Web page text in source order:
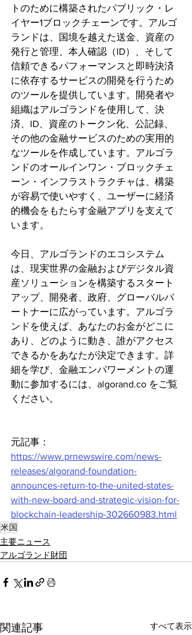
トのために構築されたパブリック・レ
イヤー1ブロックチェーンです。アルゴ
ランドは、国境を越えた送金、資産の
発行と管理、本人確認（ID）、そして
信頼できるパフォーマンスと即時決済
に依存するサービスの開発を行うため
のツールを提供しています。開発者や
組織はアルゴランドを使用して、決
済、ID、資産のトークン化、公記録、
その他の金融サービスのための実用的
なツールを作成しています。アルゴラ
ンドのオールインワン・ブロックチェ
ーン・インフラストラクチャは、構築
が容易で使いやすく、ユーザーに経済
的機会をもたらす金融アプリを支えて
います。
今日、アルゴランドのエコシステム
は、現実世界の金融およびデジタル資
産ソリューションを構築するスタート
アップ、開発者、政府、グローバルパ
ートナーに広がっています。アルゴラ
ンドを使えば、あなたのお金がどこに
あり、どのように動き、誰がアクセス
できるかをあなたが決定できます。詳
細を学び、金融エンパワーメントの運
動に参加するには、algorand.co をご覧
ください。
元記事：
https://www.prnewswire.com/news-
releases/algorand-foundation-
announces-return-to-the-united-states-
with-new-board-and-strategic-vision-for-
blockchain-leadership-302660983.html
米国
主要ニュース
アルゴランド財団
関連記事 すべて表示